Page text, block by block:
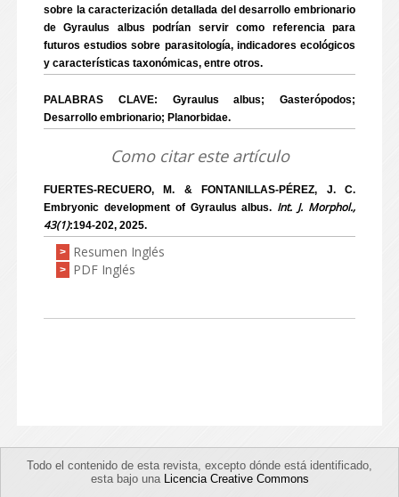
sobre la caracterización detallada del desarrollo embrionario
de Gyraulus albus podrían servir como referencia para
futuros estudios sobre parasitología, indicadores ecológicos
y características taxonómicas, entre otros.
PALABRAS CLAVE: Gyraulus albus; Gasterópodos;
Desarrollo embrionario; Planorbidae.
Como citar este artículo
FUERTES-RECUERO, M. & FONTANILLAS-PÉREZ, J. C.
Embryonic development of Gyraulus albus. Int. J. Morphol.,
43(1):194-202, 2025.
> Resumen Inglés
> PDF Inglés
Todo el contenido de esta revista, excepto dónde está identificado,
esta bajo una Licencia Creative Commons